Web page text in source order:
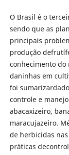
O Brasil é o
sendo que as
principais
produção
conhecimento do
daninhas em
foi
controle e
abacaxizeiro,
maracujazeiro.
de herbicidas
práticas